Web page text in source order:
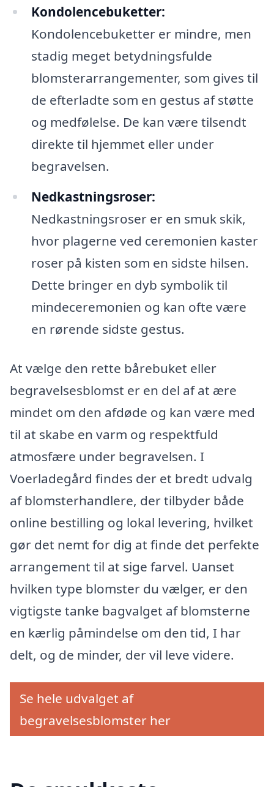
Kondolencebuketter:
Kondolencebuketter er mindre, men
stadig meget betydningsfulde
blomsterarrangementer, som gives til
de efterladte som en gestus af støtte
og medfølelse. De kan være tilsendt
direkte til hjemmet eller under
begravelsen.
Nedkastningsroser:
Nedkastningsroser er en smuk skik,
hvor plagerne ved ceremonien kaster
roser på kisten som en sidste hilsen.
Dette bringer en dyb symbolik til
mindeceremonien og kan ofte være
en rørende sidste gestus.
At vælge den rette bårebuket eller
begravelsesblomst er en del af at ære
mindet om den afdøde og kan være med
til at skabe en varm og respektfuld
atmosfære under begravelsen. I
Voerladegård findes der et bredt udvalg
af blomsterhandlere, der tilbyder både
online bestilling og lokal levering, hvilket
gør det nemt for dig at finde det perfekte
arrangement til at sige farvel. Uanset
hvilken type blomster du vælger, er den
vigtigste tanke bagvalget af blomsterne
en kærlig påmindelse om den tid, I har
delt, og de minder, der vil leve videre.
Se hele udvalget af
begravelsesblomster her